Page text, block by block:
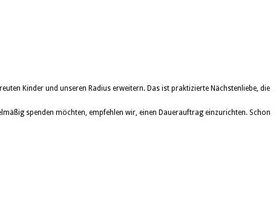
Kinder und unseren Radius erweitern. Das ist praktizierte Nächstenliebe, die
spenden möchten, empfehlen wir, einen Dauerauftrag einzurichten. Schon